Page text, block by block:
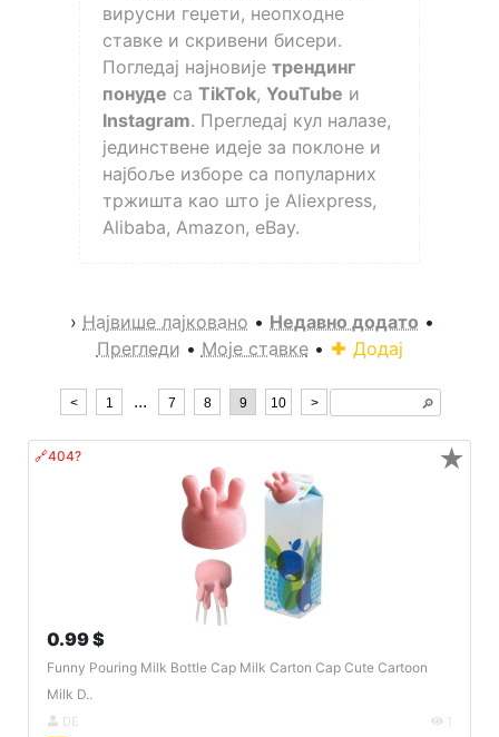
вирусни геџети, неопходне
ставке и скривени бисери.
Погледај најновије трендинг
понуде са TikTok, YouTube и
Instagram. Прегледај кул налазе,
јединствене идеје за поклоне и
најбоље изборе са популарних
тржишта као што је Aliexpress,
Alibaba, Amazon, eBay.
› Највише лајковано • Недавно додато •
Прегледи • Моје ставке • Додај
< 1 ... 7 8 9 10 > 🔎︎
🔗404?
0.99 $
Funny Pouring Milk Bottle Cap Milk Carton Cap Cute Cartoon
Milk D..
DE 1
★